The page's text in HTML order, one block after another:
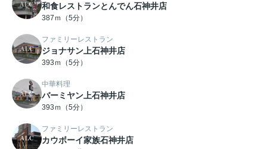
和食レストランとんでん石神井店
387ｍ（5分）
ファミリーレストラン
ジョナサン上石神井店
393ｍ（5分）
中華料理
バーミヤン上石神井店
393ｍ（5分）
ファミリーレストラン
カウボーイ家族石神井店